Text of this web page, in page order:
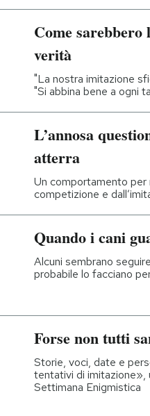
Come sarebbero
verità
"La nostra imitazione
"Si abbina bene a ogni
L’annosa
atterra
Un comportamento
competizione e
Quando i cani
Alcuni sembrano
probabile lo facciano
Forse non tutti
Storie, voci, date e
tentativi di imitazione»,
Settimana Enigmistica